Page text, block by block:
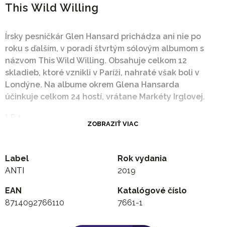
This Wild Willing
Írsky pesničkár Glen Hansard prichádza ani nie po
roku s ďalším, v poradí štvrtým sólovým albumom s
názvom This Wild Willing. Obsahuje celkom 12
skladieb, ktoré vznikli v Paríži, nahraté však boli v
Londýne. Na albume okrem Glena Hansarda
účinkuje celkom 24 hostí, vrátane Markéty Irglovej.
2. Don't Settle 6:01
3. Fool's Game 6:04
Side B:
1. Race To The Bottom 6:15
ZOBRAZIŤ VIAC
Label
ANTI
Rok vydania
2019
EAN
8714092766110
Katalógové číslo
7661-1